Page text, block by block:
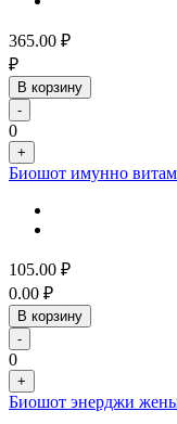
365.00 ₽
₽
В корзину
-
0
+
Биошот имунно
105.00 ₽
0.00 ₽
В корзину
-
0
+
Биошот энерджи